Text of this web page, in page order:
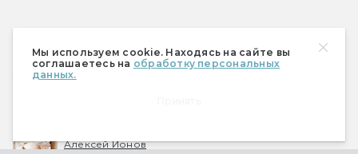
Мы используем cookie. Находясь на сайте вы
соглашаетесь на обработку персональных
данных.
Если вы нашли опечатку, пожалуйста, выделите фрагмент
текста и нажмите Ctrl+Enter.
Алексей Ионов